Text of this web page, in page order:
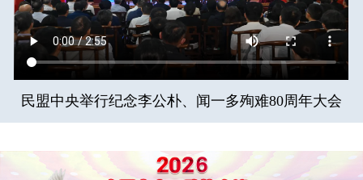
民盟中央举行纪念李公朴、闻一多殉难80周年大会